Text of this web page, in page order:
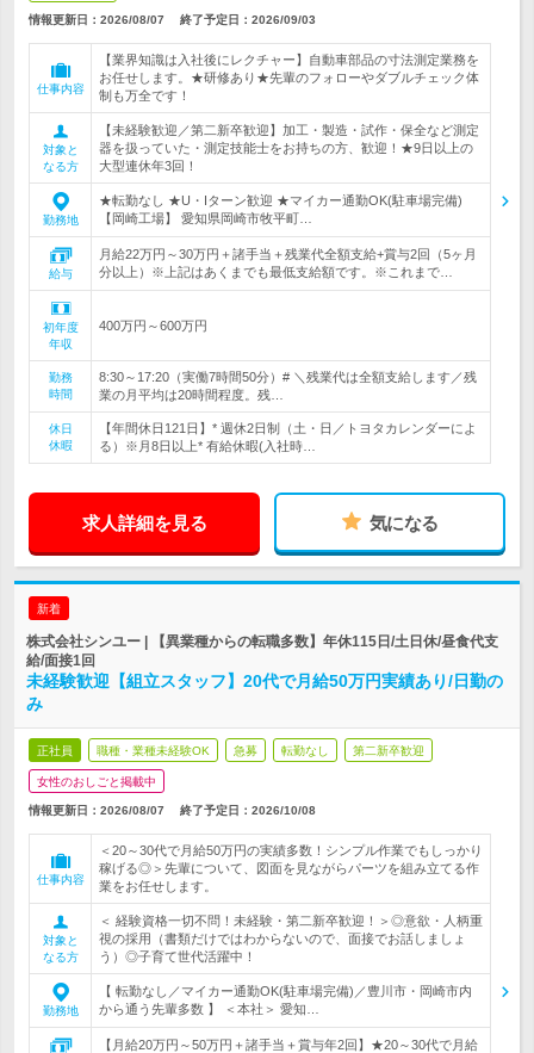
情報更新日：2026/08/07 終了予定日： 2026/09/03
仕事内容
【業界知識は入社後にレクチャー】自動車部品の寸法測定業務を
お任せします。★研修あり★先輩のフォローやダブルチェック体
制も万全です！
対象と
なる方
【未経験歓迎／第二新卒歓迎】加工・製造・試作・保全など測定
器を扱っていた・測定技能士をお持ちの方、歓迎！★9日以上の
大型連休年3回！
勤務地
★転勤なし ★U・Iターン歓迎 ★マイカー通勤OK(駐車場完備)
【岡崎工場】 愛知県岡崎市牧平町…
給与
月給22万円～30万円＋諸手当＋残業代全額支給+賞与2回（5ヶ月
分以上）※上記はあくまでも最低支給額です。※これまで…
初年度
年収
400万円～600万円
勤務
時間
8:30～17:20（実働7時間50分）# ＼残業代は全額支給します／残
業の月平均は20時間程度。残…
休日
休暇
【年間休日121日】* 週休2日制（土・日／トヨタカレンダーによ
る）※月8日以上* 有給休暇(入社時…
求人詳細を見る 気になる
新着
株式会社シンユー | 【異業種からの転職多数】年休115日/土日休/昼食代支
給/面接1回
未経験歓迎【組立スタッフ】20代で月給50万円実績あり/日勤の
み
正社員 職種・業種未経験OK 急募 転勤なし 第二新卒歓迎
女性のおしごと掲載中
情報更新日：2026/08/07 終了予定日： 2026/10/08
仕事内容
＜20～30代で月給50万円の実績多数！シンプル作業でもしっかり
稼げる◎＞先輩について、図面を見ながらパーツを組み立てる作
業をお任せします。
対象と
なる方
＜ 経験資格一切不問！未経験・第二新卒歓迎！＞◎意欲・人柄重
視の採用（書類だけではわからないので、面接でお話しましょ
う）◎子育て世代活躍中！
勤務地
【 転勤なし／マイカー通勤OK(駐車場完備)／豊川市・岡崎市内
から通う先輩多数 】 ＜本社＞ 愛知…
【月給20万円～50万円＋諸手当＋賞与年2回】★20～30代で月給